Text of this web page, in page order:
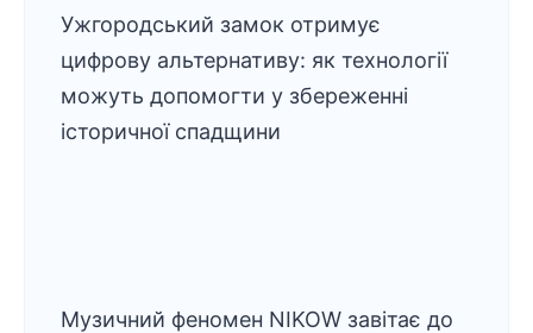
Ужгородський замок отримує
цифрову альтернативу: як технології
можуть допомогти у збереженні
історичної спадщини
Музичний феномен NIKOW завітає до